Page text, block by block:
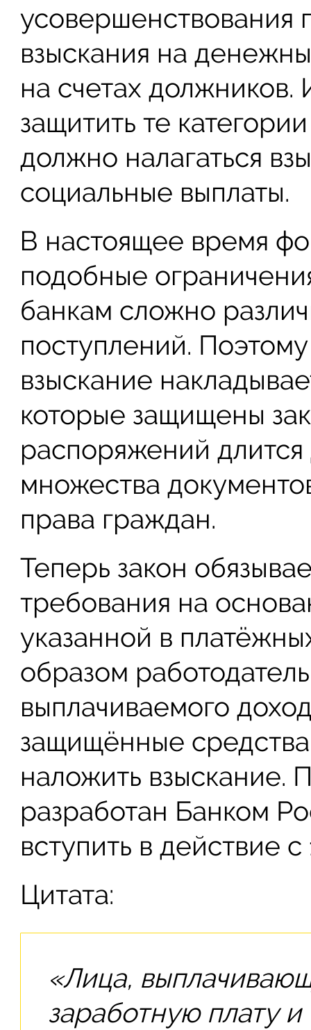
усовершенствования
взыскания на
на счетах
защитить те
должно налагаться
социальные выплаты.
В настоящее время
подобные
банкам сложно
поступлений. Поэтому
взыскание
которые защищены
распоряжений
множества
права граждан.
Теперь закон
требования на
указанной в
образом
выплачиваемого
защищённые
наложить взыскание.
разработан Банком
вступить в действие
Цитата:
«Лица,
заработную плату